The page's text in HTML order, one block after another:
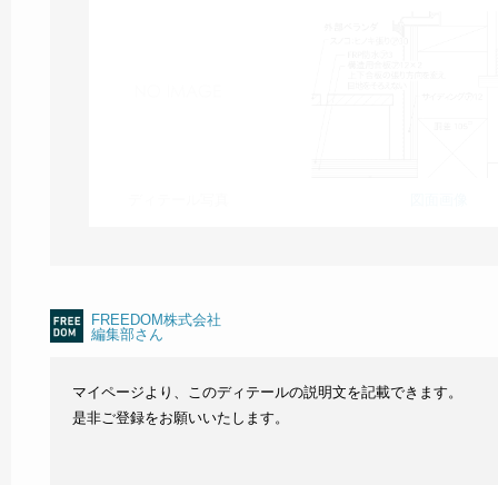
FREEDOM株式会社
編集部さん
マイページより、このディテールの説明文を記載できます。
是非ご登録をお願いいたします。